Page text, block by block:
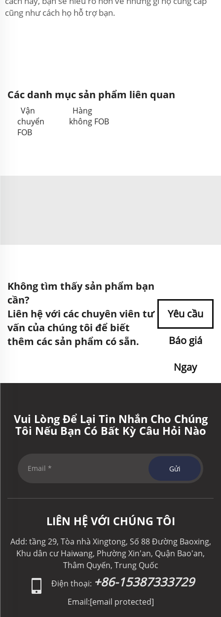
cũng như cách họ hỗ trợ bạn.
Các danh mục sản phẩm liên quan
Vận
chuyển
FOB
Hàng
không FOB
Không tìm thấy sản phẩm bạn
cần?
Liên hệ với các chuyên viên tư
vấn của chúng tôi để biết
thêm các sản phẩm có sẵn.
Yêu cầu
Báo giá
Ngay
Vui Lòng Để Lại Tin Nhắn Cho Chúng
Tôi Nếu Bạn Có Bất Kỳ Câu Hỏi Nào
Gửi
LIÊN HỆ VỚI CHÚNG TÔI
Add: tầng 29, Tòa nhà Xingtong, Số 88 Đường Baoxing,
Khu dân cư Haiwang, Phường Xin'an, Quận Bao'an,
Thâm Quyến, Trung Quốc
Điện thoại: +86-15387333729
Email:[email protected]